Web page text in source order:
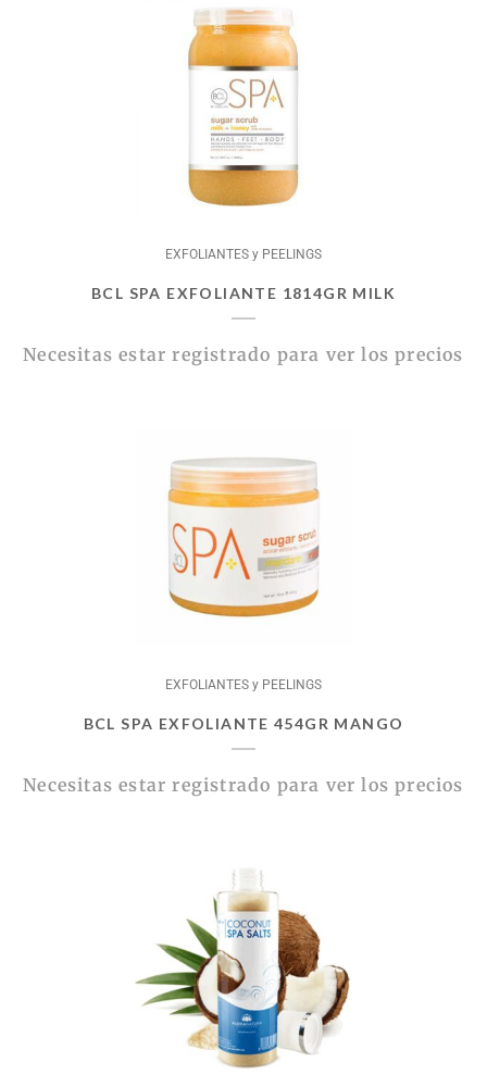
EXFOLIANTES y PEELINGS
BCL SPA EXFOLIANTE 1814GR MILK
Necesitas estar registrado para ver los precios
EXFOLIANTES y PEELINGS
BCL SPA EXFOLIANTE 454GR MANGO
Necesitas estar registrado para ver los precios